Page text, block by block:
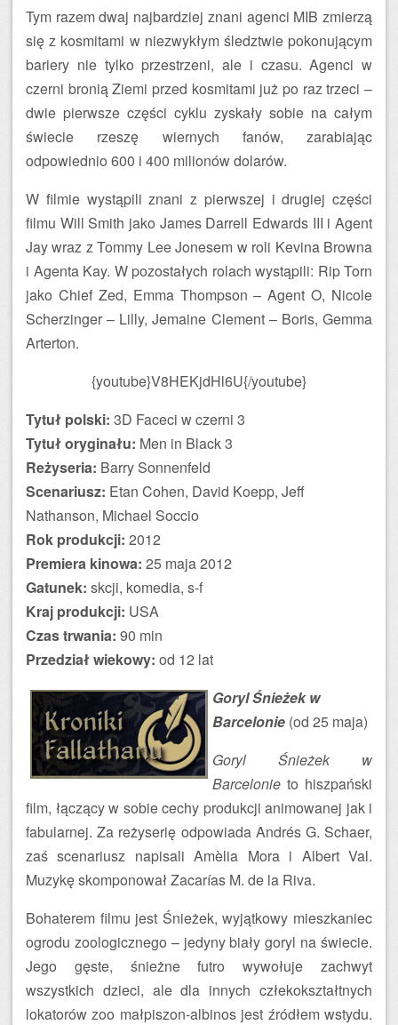
Tym razem dwaj najbardziej znani agenci MIB zmierzą
się z kosmitami w niezwykłym śledztwie pokonującym
bariery nie tylko przestrzeni, ale i czasu. Agenci w
czerni bronią Ziemi przed kosmitami już po raz trzeci –
dwie pierwsze części cyklu zyskały sobie na całym
świecie rzeszę wiernych fanów, zarabiając
odpowiednio 600 i 400 milionów dolarów.
W filmie wystąpili znani z pierwszej i drugiej części
filmu Will Smith jako James Darrell Edwards III i Agent
Jay wraz z Tommy Lee Jonesem w roli Kevina Browna
i Agenta Kay. W pozostałych rolach wystąpili: Rip Torn
jako Chief Zed, Emma Thompson – Agent O, Nicole
Scherzinger – Lilly, Jemaine Clement – Boris, Gemma
Arterton.
{youtube}V8HEKjdHl6U{/youtube}
Tytuł polski: 3D Faceci w czerni 3
Tytuł oryginału: Men in Black 3
Reżyseria: Barry Sonnenfeld
Scenariusz: Etan Cohen, David Koepp, Jeff
Nathanson, Michael Soccio
Rok produkcji: 2012
Premiera kinowa: 25 maja 2012
Gatunek: skcji, komedia, s-f
Kraj produkcji: USA
Czas trwania: 90 min
Przedział wiekowy: od 12 lat
Goryl Śnieżek w
Barcelonie (od 25 maja)
Goryl Śnieżek w
Barcelonie to hiszpański
film, łączący w sobie cechy produkcji animowanej jak i
fabularnej. Za reżyserię odpowiada Andrés G. Schaer,
zaś scenariusz napisali Amèlia Mora i Albert Val.
Muzykę skomponował Zacarías M. de la Riva.
Bohaterem filmu jest Śnieżek, wyjątkowy mieszkaniec
ogrodu zoologicznego – jedyny biały goryl na świecie.
Jego gęste, śnieżne futro wywołuje zachwyt
wszystkich dzieci, ale dla innych człekokształtnych
lokatorów zoo małpiszon-albinos jest źródłem wstydu.